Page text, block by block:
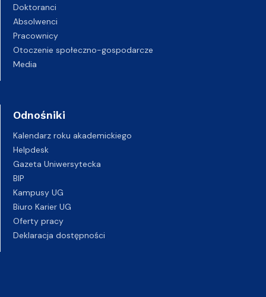
Doktoranci
Absolwenci
Pracownicy
Otoczenie społeczno-gospodarcze
Media
Odnośniki
Kalendarz roku akademickiego
Helpdesk
Gazeta Uniwersytecka
BIP
Kampusy UG
Biuro Karier UG
Oferty pracy
Deklaracja dostępności